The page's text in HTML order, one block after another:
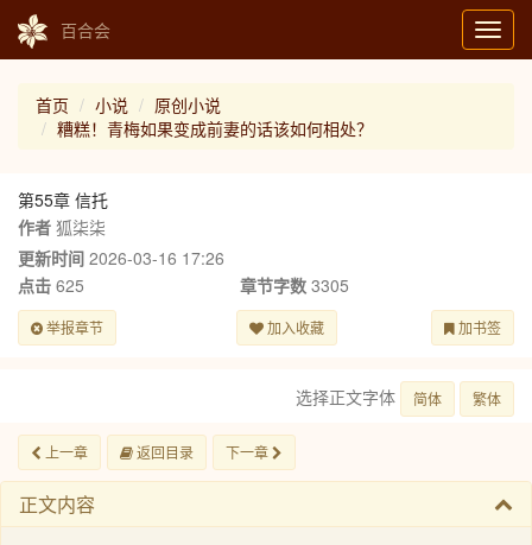
百合会
首页 小说
原创小说
糟糕！青梅如果变成前妻的话该如何相处？
第55章 信托
作者 狐柒柒
更新时间 2026-03-16 17:26
点击 625 章节字数3305
举报章节 加入收藏 加书签
选择正文字体 简体 繁体
上一章 返回目录 下一章
正文内容